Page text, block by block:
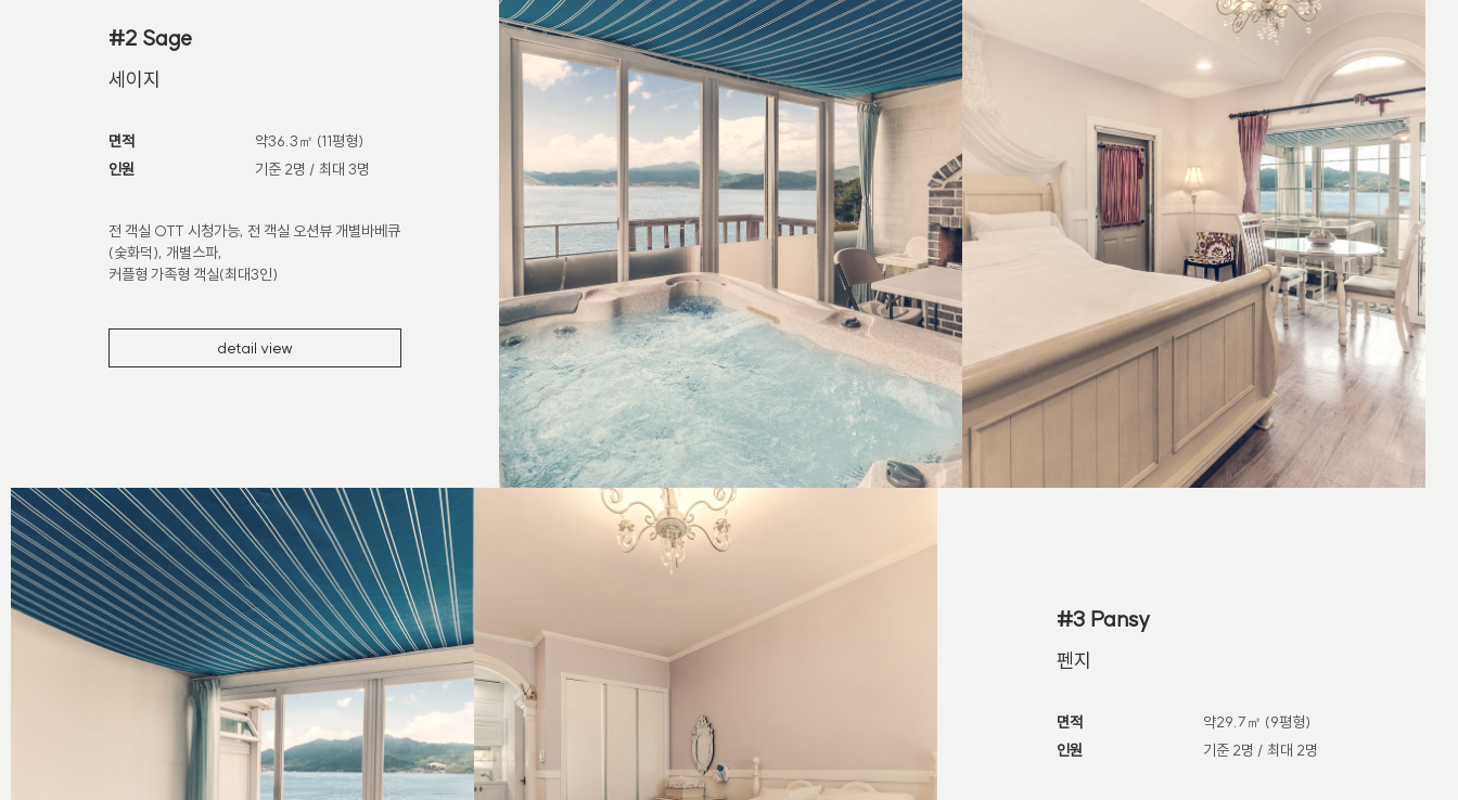
#2 Sage
세이지
면적
약36.3㎡ (11평형)
인원
기준 2명 / 최대 3명
전 객실 OTT 시청가능, 전 객실 오션뷰 개별바베큐
(숯화덕), 개별스파,
커플형 가족형 객실(최대3인)
detail view
#3 Pansy
펜지
면적
약29.7㎡ (9평형)
인원
기준 2명 / 최대 2명